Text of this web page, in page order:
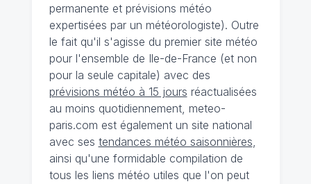
permanente et prévisions météo
expertisées par un météorologiste). Outre
le fait qu'il s'agisse du premier site météo
pour l'ensemble de Ile-de-France (et non
pour la seule capitale) avec des
prévisions météo à 15 jours réactualisées
au moins quotidiennement, meteo-
paris.com est également un site national
avec ses tendances météo saisonnières,
ainsi qu'une formidable compilation de
tous les liens météo utiles que l'on peut